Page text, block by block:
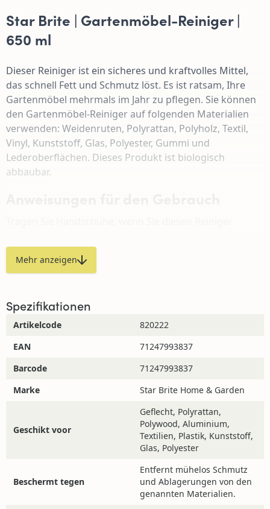
Star Brite | Gartenmöbel-Reiniger |
650 ml
Dieser Reiniger ist ein sicheres und kraftvolles Mittel,
das schnell Fett und Schmutz löst. Es ist ratsam, Ihre
Gartenmöbel mehrmals im Jahr zu pflegen. Sie können
den Gartenmöbel-Reiniger auf folgenden Materialien
verwenden: Weidenruten, Polyrattan, Polyholz, Textil,
Vinyl, Kunststoff, Glas, Polyester, Gummi und
Lederoberflächen. Dieses Produkt ist biologisch
abbaubar.
sofort verwendet werden. Die Flasche vor Gebrauch gut
schütteln. Sprühen Sie das Produkt direkt auf die zu
gleichmäßig in kreisenden Bewegungen. Entfernen Sie
überschüssiges Produkt mit einem sauberen, trockenen
Star Brite Produkte 5 Jahre lang haltbar.
Für ein optimales Ergebnis verwenden Sie anschließend
den Gartenmöbel-Schutz von Star Brite.
Haben Sie Fragen?
Mehr anzeigen
Spezifikationen
Artikelcode
820222
EAN
71247993837
Barcode
71247993837
Marke
Star Brite Home & Garden
Geschikt voor
Geflecht, Polyrattan,
Polywood, Aluminium,
Textilien, Plastik, Kunststoff,
Glas, Polyester
Beschermt tegen
Entfernt mühelos Schmutz
und Ablagerungen von den
genannten Materialien.